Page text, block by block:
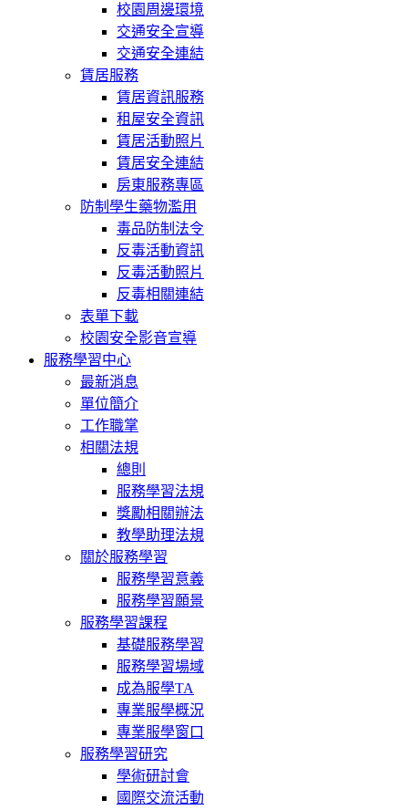
校園周邊環境
交通安全宣導
交通安全連結
賃居服務
賃居資訊服務
租屋安全資訊
賃居活動照片
賃居安全連結
房東服務專區
防制學生藥物濫用
毒品防制法令
反毒活動資訊
反毒活動照片
反毒相關連結
表單下載
校園安全影音宣導
服務學習中心
最新消息
單位簡介
工作職掌
相關法規
總則
服務學習法規
獎勵相關辦法
教學助理法規
關於服務學習
服務學習意義
服務學習願景
服務學習課程
基礎服務學習
服務學習場域
成為服學TA
專業服學概況
專業服學窗口
服務學習研究
學術研討會
國際交流活動